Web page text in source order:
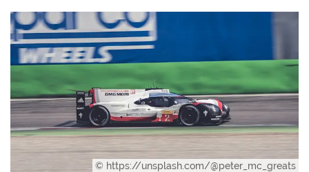
© https://unsplash.com/@peter_mc_greats